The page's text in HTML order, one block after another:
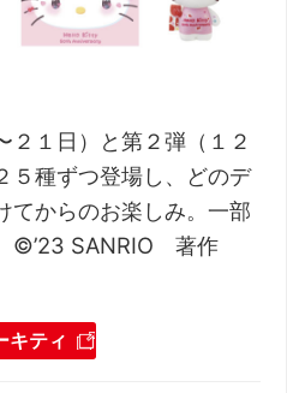
２１日）と第２弾（１２
５種ずつ登場し、どのデ
てからのお楽しみ。一部
©’23 SANRIO 著作
キティ